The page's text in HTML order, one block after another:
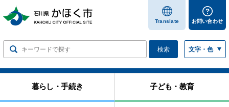
します
Translate お問い合わせ
検索 文字・色
暮らし・手続き 子ども・教育